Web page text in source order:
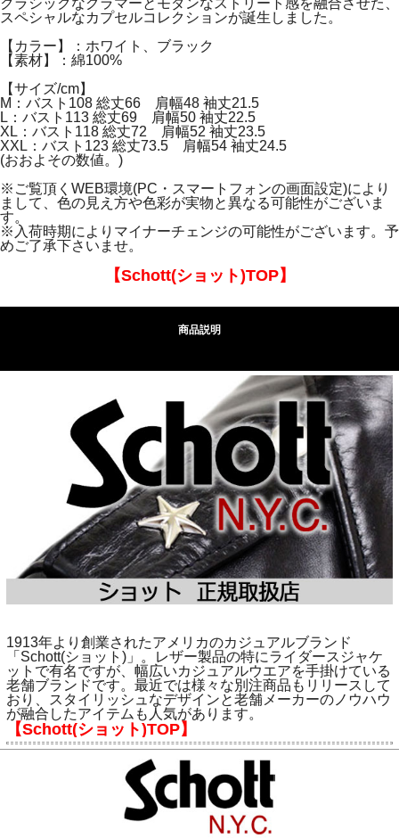
クラシックなグラマーとモダンなストリート感を融合させた、
スペシャルなカプセルコレクションが誕生しました。
【カラー】：ホワイト、ブラック
【素材】：綿100%
【サイズ/cm】
M：バスト108 総丈66 肩幅48 袖丈21.5
L：バスト113 総丈69 肩幅50 袖丈22.5
XL：バスト118 総丈72 肩幅52 袖丈23.5
XXL：バスト123 総丈73.5 肩幅54 袖丈24.5
(おおよその数値。)
※ご覧頂くWEB環境(PC・スマートフォンの画面設定)により
まして、色の見え方や色彩が実物と異なる可能性がございま
す。
※入荷時期によりマイナーチェンジの可能性がございます。予
めご了承下さいませ。
【Schott(ショット)TOP】
商品説明
1913年より創業されたアメリカのカジュアルブランド
「Schott(ショット)」。レザー製品の特にライダースジャケ
ットで有名ですが、幅広いカジュアルウエアを手掛けている
老舗ブランドです。最近では様々な別注商品もリリースして
おり、スタイリッシュなデザインと老舗メーカーのノウハウ
が融合したアイテムも人気があります。
【Schott(ショット)TOP】